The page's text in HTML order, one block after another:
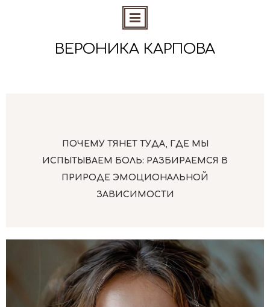
ВЕРОНИКА КАРПОВА
ПОЧЕМУ ТЯНЕТ ТУДА, ГДЕ МЫ
ИСПЫТЫВАЕМ БОЛЬ: РАЗБИРАЕМСЯ В
ПРИРОДЕ ЭМОЦИОНАЛЬНОЙ
ЗАВИСИМОСТИ